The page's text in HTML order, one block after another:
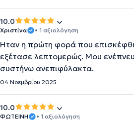
10.0
Χριστίνα • 1 αξιολόγηση
Ήταν η πρώτη φορά που
εξέτασε λεπτομερώς. Μου
συστήνω ανεπιφύλακτα.
04 Νοεμβρίου 2025
10.0
ΦΩΤΕΙΝΗ • 1 αξιολόγηση